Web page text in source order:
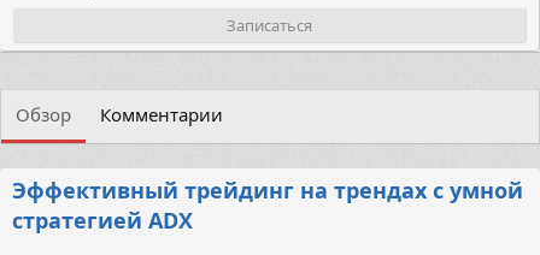
Записаться
Обзор Комментарии
Эффективный трейдинг на трендах с умной
стратегией ADX